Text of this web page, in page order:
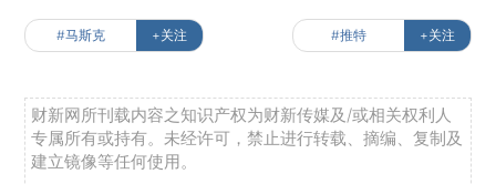
#马斯克 +关注 #推特 +关注
财新网所刊载内容之知识产权为财新传媒及/或相关权利人
专属所有或持有。未经许可，禁止进行转载、摘编、复制及
建立镜像等任何使用。